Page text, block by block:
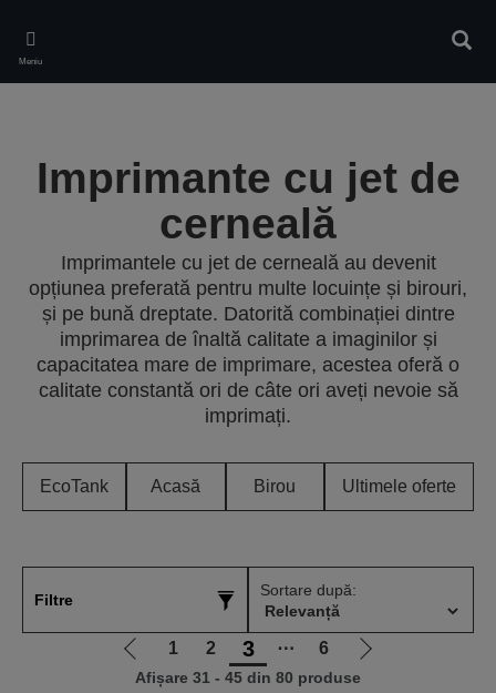
main
content
Meniu
Imprimante cu jet de
cerneală
Imprimantele cu jet de cerneală au devenit
opțiunea preferată pentru multe locuințe și birouri,
și pe bună dreptate. Datorită combinației dintre
imprimarea de înaltă calitate a imaginilor și
capacitatea mare de imprimare, acestea oferă o
calitate constantă ori de câte ori aveți nevoie să
imprimați.
EcoTank Acasă Birou Ultimele oferte
Filtre
Sortare după:
Mergi
la
1 2 3 ⋯ 6
Mergi
la
Afișare 31 - 45 din 80 produse